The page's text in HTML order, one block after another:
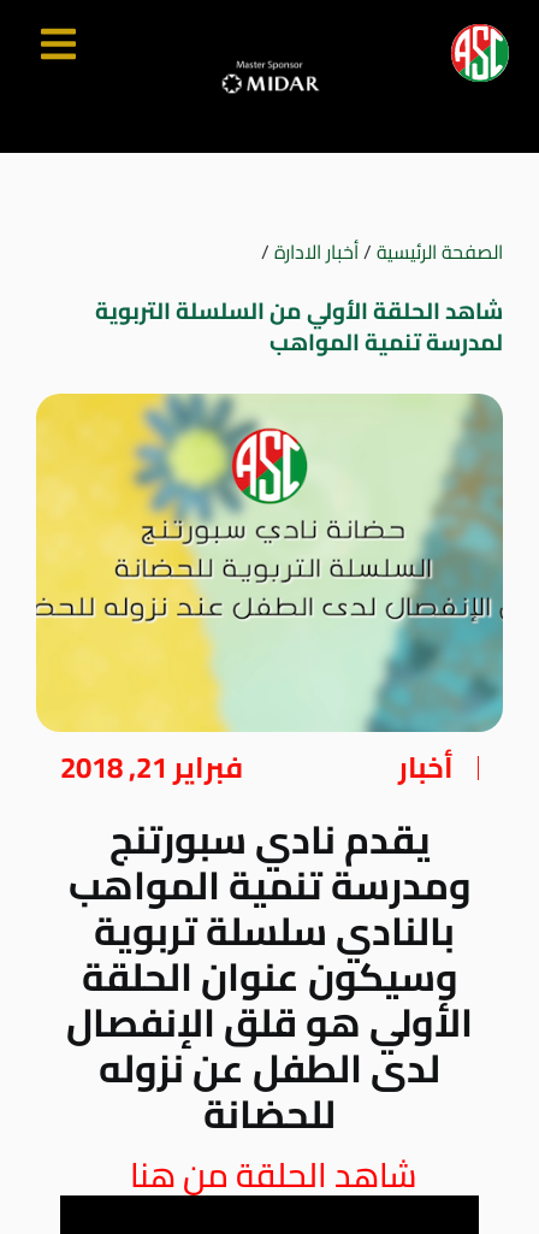
الصفحة الرئيسية/أخبار الادارة/
شاهد الحلقة الأولي من السلسلة التربوية
لمدرسة تنمية المواهب
أخبار فبراير 21, 2018
يقدم نادي سبورتنج
ومدرسة تنمية المواهب
بالنادي سلسلة تربوية
وسيكون عنوان الحلقة
الأولي هو قلق الإنفصال
لدى الطفل عن نزوله
للحضانة
شاهد الحلقة من هنا